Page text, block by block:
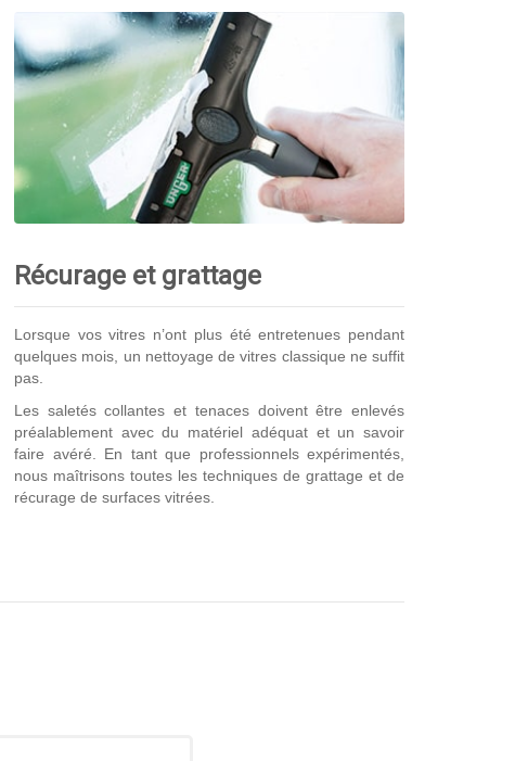
Récurage et grattage
Lorsque vos vitres n’ont plus été entretenues pendant
quelques mois, un nettoyage de vitres classique ne suffit
pas.
Les saletés collantes et tenaces doivent être enlevés
préalablement avec du matériel adéquat et un savoir
faire avéré. En tant que professionnels expérimentés,
nous maîtrisons toutes les techniques de grattage et de
récurage de surfaces vitrées.